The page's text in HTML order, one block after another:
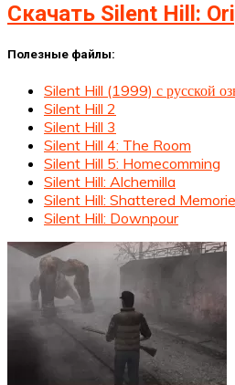
Скачать Silent Hill:
Полезные файлы:
Silent Hill (1999) с русской
Silent Hill 2
Silent Hill 3
Silent Hill 4: The Room
Silent Hill 5: Homecomming
Silent Hill: Alchemilla
Silent Hill: Shattered
Silent Hill: Downpour